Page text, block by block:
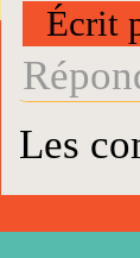
Écrit
Les